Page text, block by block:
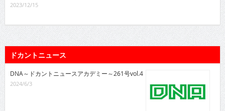
2023/12/15
ドカントニュース
DNA～ドカントニュースアカデミー～261号vol.4
2024/6/3